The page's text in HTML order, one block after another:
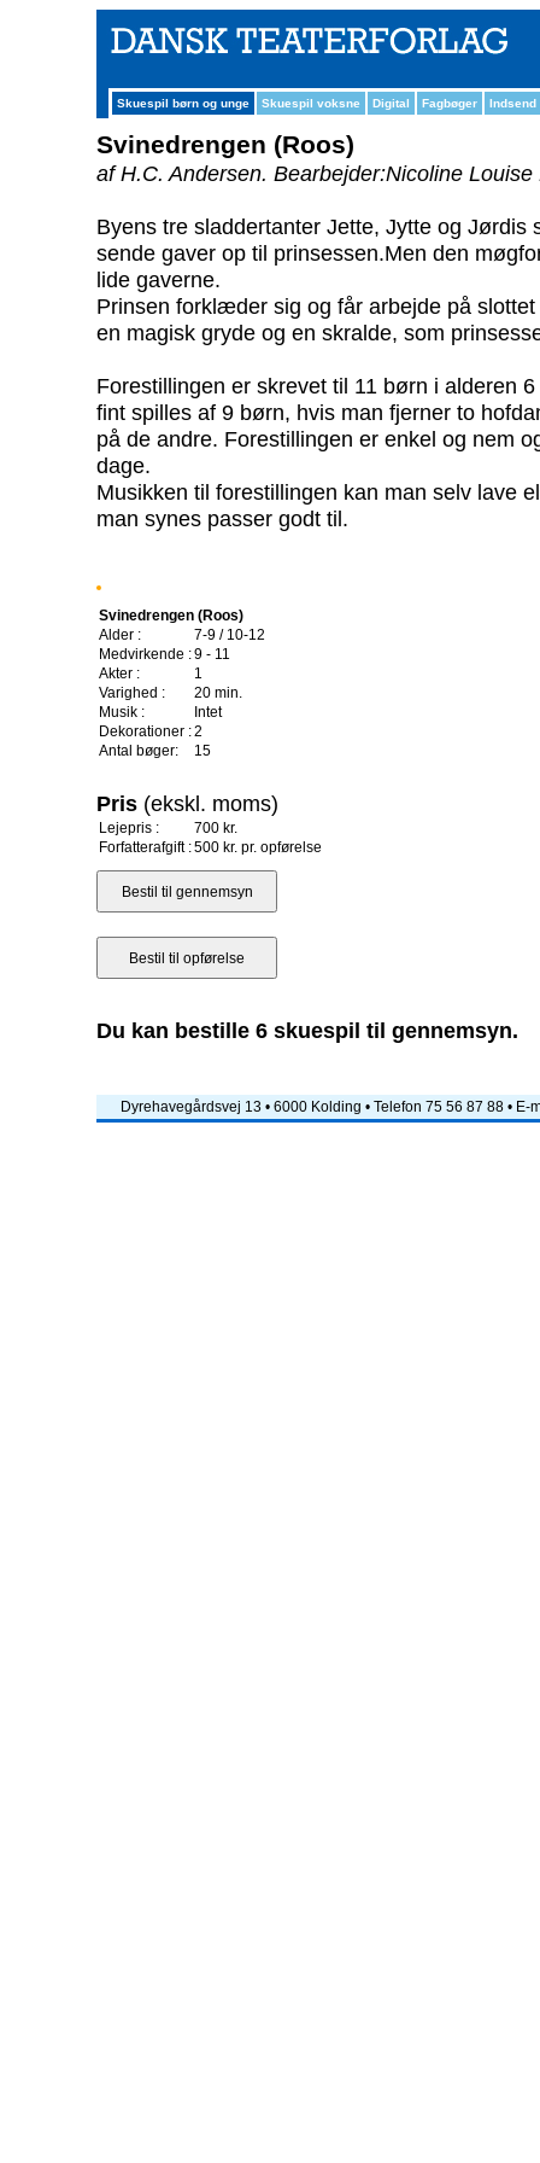
Skuespil børn og unge Skuespil voksne Digital Fagbøger Indsend
Svinedrengen (Roos)
af H.C. Andersen. Bearbejder:Nicoline Louise
Byens tre sladdertanter Jette, Jytte og Jørdis
sende gaver op til prinsessen.Men den
lide gaverne.
Prinsen forklæder sig og får arbejde på
en magisk gryde og en skralde, som
Forestillingen er skrevet til 11 børn i alderen
fint spilles af 9 børn, hvis man fjerner to
på de andre. Forestillingen er enkel og nem
dage.
Musikken til forestillingen kan man selv lave
man synes passer godt til.
Svinedrengen (Roos)
Alder :
7-9 / 10-12
Medvirkende :9 - 11
Akter :
1
Varighed :
20 min.
Musik :
Intet
Dekorationer :2
Antal bøger:
15
Pris (ekskl. moms)
Lejepris :
700 kr.
Forfatterafgift :500 kr. pr. opførelse
Du kan bestille 6 skuespil til gennemsyn.
Dyrehavegårdsvej 13 • 6000 Kolding • Telefon 75 56 87 88 • E-